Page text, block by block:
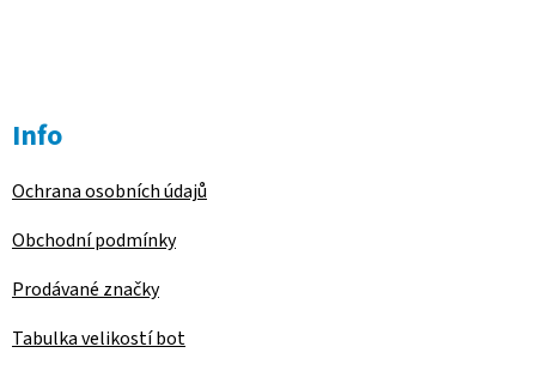
Info
Ochrana osobních údajů
Obchodní podmínky
Prodávané značky
Tabulka velikostí bot